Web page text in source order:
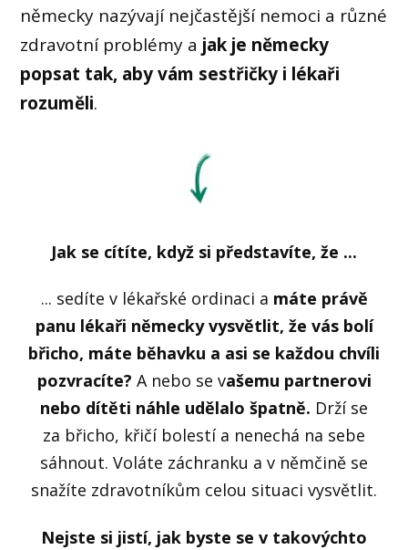
německy nazývají nejčastější nemoci a různé
zdravotní problémy a jak je německy
popsat tak, aby vám sestřičky i lékaři
rozuměli.
Jak se cítíte, když si představíte, že ...
... sedíte v lékařské ordinaci a máte právě
panu lékaři německy vysvětlit, že vás bolí
břicho, máte běhavku a asi se každou chvíli
pozvracíte? A nebo se vašemu partnerovi
nebo dítěti náhle udělalo špatně. Drží se
za břicho, křičí bolestí a nenechá na sebe
sáhnout. Voláte záchranku a v němčině se
snažíte zdravotníkům celou situaci vysvětlit.
Nejste si jistí, jak byste se v takovýchto